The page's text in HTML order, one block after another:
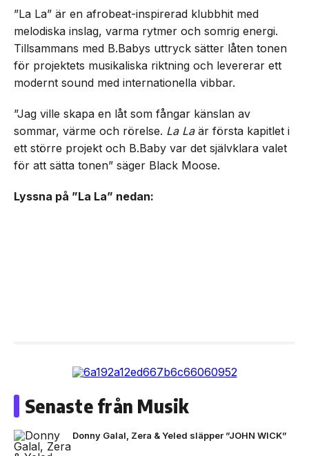
”La La” är en afrobeat-inspirerad klubbhit med
melodiska inslag, varma rytmer och somrig energi.
Tillsammans med B.Babys uttryck sätter låten tonen
för projektets musikaliska riktning och levererar ett
modernt sound med internationella vibbar.
”Jag ville skapa en låt som fångar känslan av
sommar, värme och rörelse. La Laär första kapitlet i
ett större projekt och B.Baby var det självklara valet
för att sätta tonen” säger Black Moose.
Lyssna på ”La La” nedan:
Senaste från Musik
Donny Galal, Zera & Yeled släpper ”JOHN WICK”